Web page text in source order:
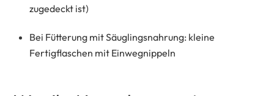
zugedeckt ist)
Bei Fütterung mit Säuglingsnahrung: kleine
Fertigflaschen mit Einwegnippeln